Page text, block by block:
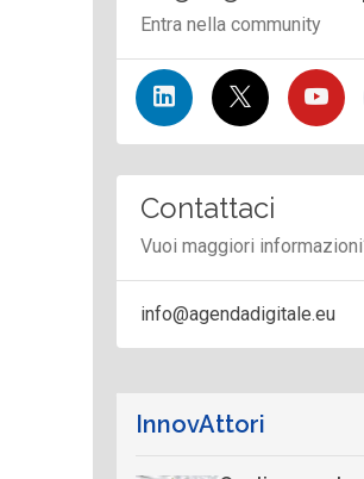
Entra nella community
Contattaci
Vuoi maggiori
info@agendadigitale.eu
InnovAttori